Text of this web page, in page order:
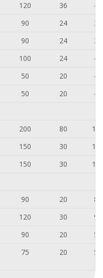
120 36
48
90 24
30
90 24
30
100 24
42
50 20
40
50 20
40
200 80
150 30
150 30
90 20
84
120 30
96
90 20
50
75 20 50